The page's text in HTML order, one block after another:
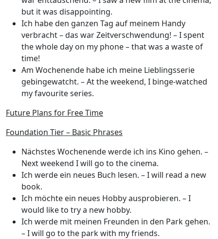
but it was disappointing.
Ich habe den ganzen Tag auf meinem Handy
verbracht – das war Zeitverschwendung! – I spent
the whole day on my phone – that was a waste of
time!
Am Wochenende habe ich meine Lieblingsserie
gebingewatcht. – At the weekend, I binge-watched
my favourite series.
Future Plans for Free Time
Foundation Tier – Basic Phrases
Nächstes Wochenende werde ich ins Kino gehen. –
Next weekend I will go to the cinema.
Ich werde ein neues Buch lesen. – I will read a new
book.
Ich möchte ein neues Hobby ausprobieren. – I
would like to try a new hobby.
Ich werde mit meinen Freunden in den Park gehen.
– I will go to the park with my friends.